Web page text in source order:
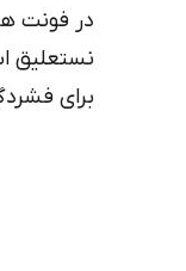
در فونت
نستعلیق
برای